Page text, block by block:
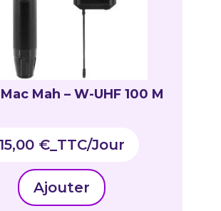
Mah – W-UHF 100 M
15,00 €_TTC
Ajouter